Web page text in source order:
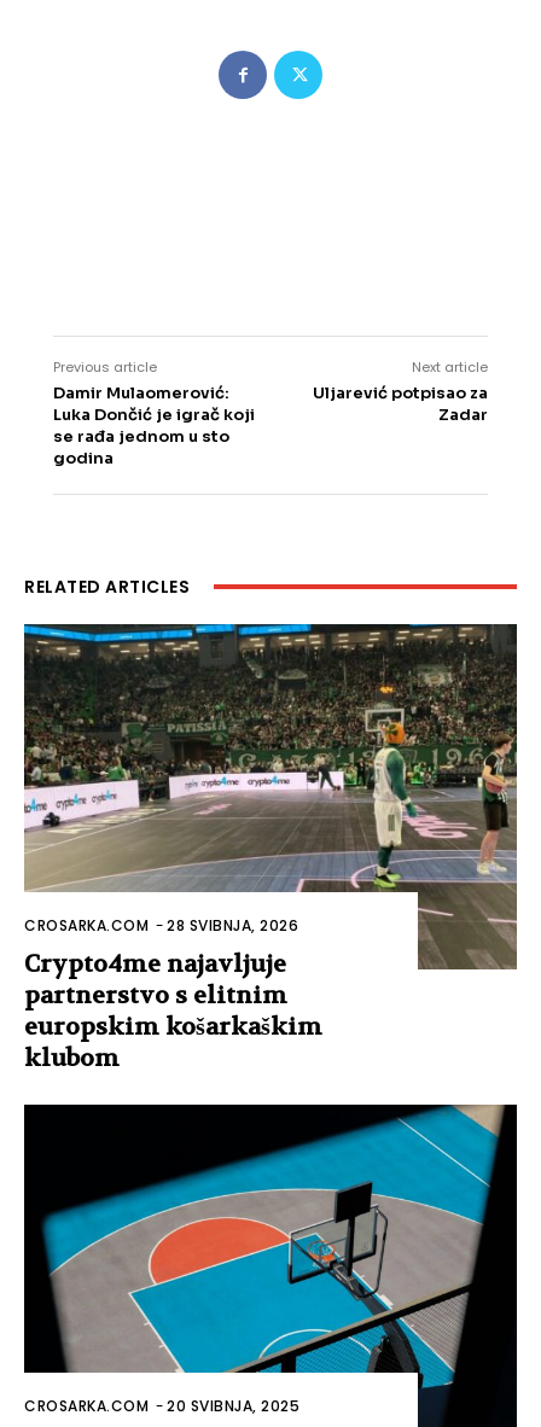
Previous article
Damir Mulaomerović:
Luka Dončić je igrač koji
se rađa jednom u sto
godina
Next article
Uljarević potpisao za
Zadar
RELATED ARTICLES
CROSARKA.COM -28 SVIBNJA, 2026
Crypto4me najavljuje
partnerstvo s elitnim
europskim košarkaškim
klubom
CROSARKA.COM -20 SVIBNJA, 2025